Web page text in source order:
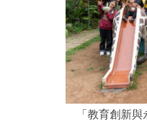
「教育創新與